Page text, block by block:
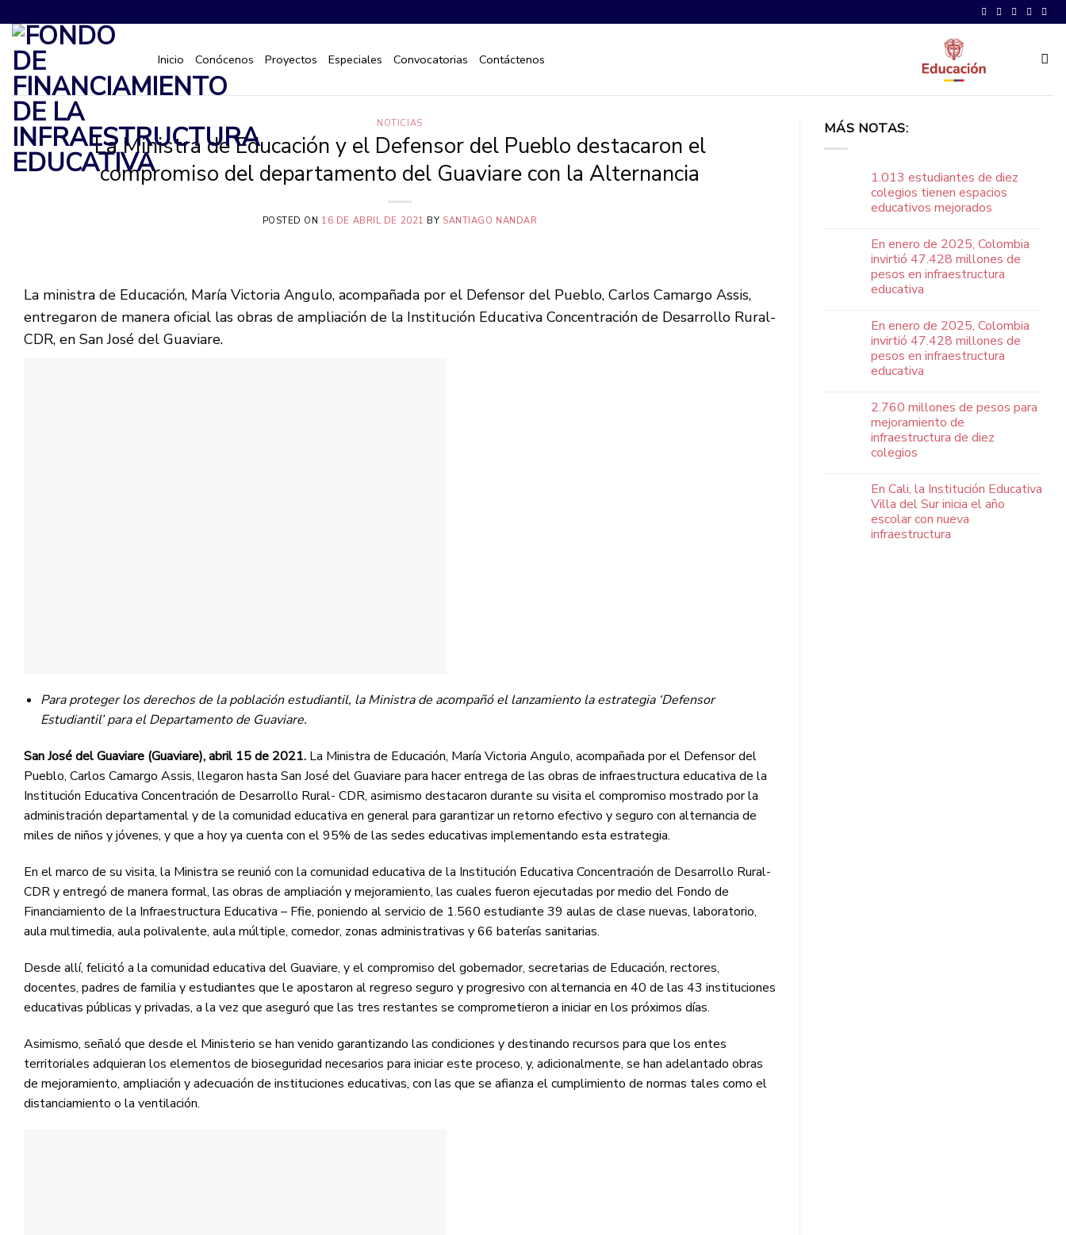
al
contenido
Inicio Conócenos Proyectos Especiales Convocatorias Contáctenos
NOTICIAS
La Ministra de Educación y el Defensor del Pueblo destacaron el
compromiso del departamento del Guaviare con la Alternancia
POSTED ON 16 DE ABRIL DE 2021 BY SANTIAGO NANDAR
La ministra de Educación, María Victoria Angulo, acompañada por el Defensor del Pueblo, Carlos Camargo Assis,
entregaron de manera oficial las obras de ampliación de la Institución Educativa Concentración de Desarrollo Rural-
CDR, en San José del Guaviare.
Para proteger los derechos de la población estudiantil, la Ministra de acompañó el lanzamiento la estrategia ‘Defensor
Estudiantil’ para el Departamento de Guaviare.
San José del Guaviare (Guaviare), abril 15 de 2021. La Ministra de Educación, María Victoria Angulo, acompañada por el Defensor del
Pueblo, Carlos Camargo Assis, llegaron hasta San José del Guaviare para hacer entrega de las obras de infraestructura educativa de la
Institución Educativa Concentración de Desarrollo Rural- CDR, asimismo destacaron durante su visita el compromiso mostrado por la
administración departamental y de la comunidad educativa en general para garantizar un retorno efectivo y seguro con alternancia de
miles de niños y jóvenes, y que a hoy ya cuenta con el 95% de las sedes educativas implementando esta estrategia.
En el marco de su visita, la Ministra se reunió con la comunidad educativa de la Institución Educativa Concentración de Desarrollo Rural-
CDR y entregó de manera formal, las obras de ampliación y mejoramiento, las cuales fueron ejecutadas por medio del Fondo de
Financiamiento de la Infraestructura Educativa – Ffie, poniendo al servicio de 1.560 estudiante 39 aulas de clase nuevas, laboratorio,
aula multimedia, aula polivalente, aula múltiple, comedor, zonas administrativas y 66 baterías sanitarias.
Desde allí, felicitó a la comunidad educativa del Guaviare, y el compromiso del gobernador, secretarias de Educación, rectores,
docentes, padres de familia y estudiantes que le apostaron al regreso seguro y progresivo con alternancia en 40 de las 43 instituciones
educativas públicas y privadas, a la vez que aseguró que las tres restantes se comprometieron a iniciar en los próximos días.
Asimismo, señaló que desde el Ministerio se han venido garantizando las condiciones y destinando recursos para que los entes
territoriales adquieran los elementos de bioseguridad necesarios para iniciar este proceso, y, adicionalmente, se han adelantado obras
de mejoramiento, ampliación y adecuación de instituciones educativas, con las que se afianza el cumplimiento de normas tales como el
distanciamiento o la ventilación.
MÁS NOTAS:
1.013 estudiantes de diez
colegios tienen espacios
educativos mejorados
En enero de 2025, Colombia
invirtió 47.428 millones de
pesos en infraestructura
educativa
En enero de 2025, Colombia
invirtió 47.428 millones de
pesos en infraestructura
educativa
2.760 millones de pesos para
mejoramiento de
infraestructura de diez
colegios
En Cali, la Institución Educativa
Villa del Sur inicia el año
escolar con nueva
infraestructura